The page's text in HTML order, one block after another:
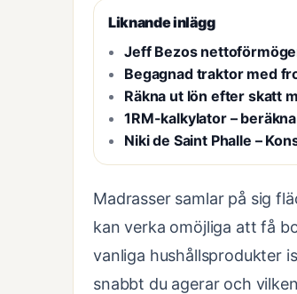
Liknande inlägg
Jeff Bezos
Begagnad traktor med
Räkna ut lön efter skatt
1RM-kalkylator –
Niki de Saint Phalle –
Madrasser samlar på sig
kan verka omöjliga att få
vanliga hushållsprodukter
snabbt du agerar och